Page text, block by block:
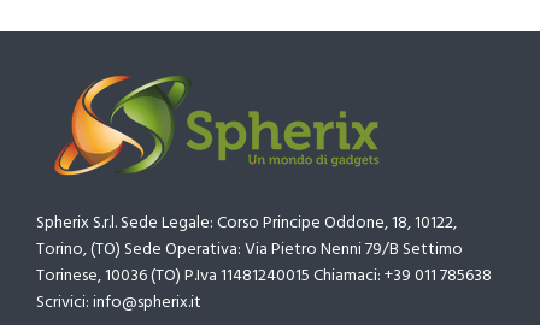
Spherix S.r.l. Sede Legale: Corso Principe Oddone, 18, 10122,
Torino, (TO) Sede Operativa: Via Pietro Nenni 79/B Settimo
Torinese, 10036 (TO) P.Iva 11481240015 Chiamaci: +39 011 785638
Scrivici: info@spherix.it